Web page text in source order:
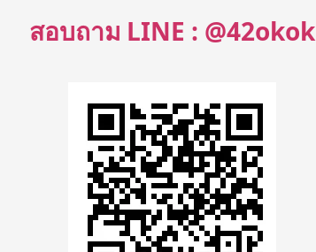
สอบถาม LINE : @42okok